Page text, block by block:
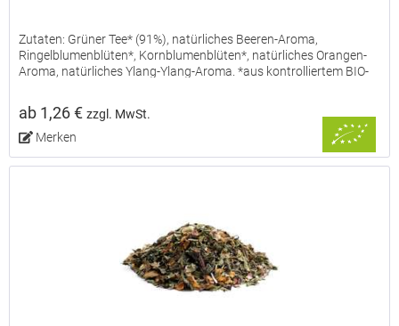
Zutaten: Grüner Tee* (91%), natürliches Beeren-Aroma,
Ringelblumenblüten*, Kornblumenblüten*, natürliches Orangen-
Aroma, natürliches Ylang-Ylang-Aroma. *aus kontrolliertem BIO-
ab 1,26 €zzgl. MwSt.
Merken